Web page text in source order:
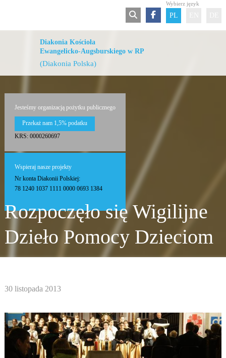
Wybierz język
PL
Diakonia Kościoła
Ewangelicko-Augsburskiego w RP
(Diakonia Polska)
Jesteśmy organizacją pożytku publicznego
Przekaż nam 1,5% podatku
KRS: 0000260697
Wspieraj nasze projekty
Nr konta Diakonii Polskiej:
78 1240 1037 1111 0000 0693 1384
Rozpoczęło się Wigilijne
Dzieło Pomocy Dzieciom
30 listopada 2013